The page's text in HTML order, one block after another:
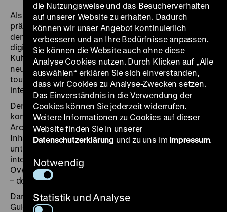
Als eine der ersten Institutionen in Deutschland
präsentiert sich das Deutsche Historische Museum ab
dem 1. Dezember 2025 auf Bloomberg Connects, der
digitalen Plattform von Bloomberg Philanthropies, die
Kulturinstitutionen weltweit vernetzt. Mit diesem
neuen Angebot richtet sich das DHM vor allem an
touristische Zielgruppen und stärkt seine
internationale Sichtbarkeit.
Der digitale Guide bietet Einblicke in aktuelle und
kommende Ausstellungen sowie in die Geschichte und
Architektur von Zeughaus und Pei-Bau. Multimediale
Inhalte, Besucherinformationen und Karten
unterstützen die Planung des Besuchs, während
integrierte Barrierefreiheitsfunktionen – etwa Voice-
Over, Untertitel, Schriftgrößenanpassung und Alt-Texte
– den Zugang für alle Nutzer*innen erleichtern.
Dank KI-gestützter Übersetzungssoftware ist der
Guide in mehr als 40 Sprachen verfügbar und kann
die Nutzungsweise und das Besucherverhalten
auf unserer Website zu erhalten. Dadurch
können wir unser Angebot kontinuierlich
verbessern und an Ihre Bedürfnisse anpassen.
Sie können die Website auch ohne diese
Analyse Cookies nutzen. Durch Klicken auf „Alle
auswählen“ erklären Sie sich einverstanden,
dass wir Cookies zu Analyse-Zwecken setzen.
Das Einverständnis in die Verwendung der
Cookies können Sie jederzeit widerrufen.
Weitere Informationen zu Cookies auf dieser
Website finden Sie in unserer
Datenschutzerklärung und zu uns im Impressum.
Notwendig
Statistik und Analyse